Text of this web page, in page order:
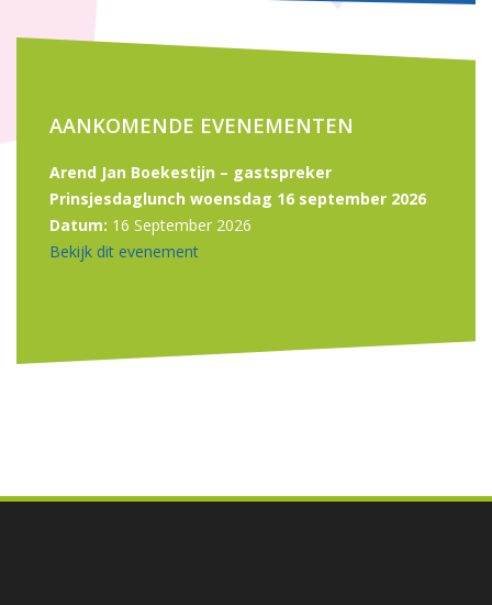
AANKOMENDE EVENEMENTEN
Arend Jan Boekestijn – gastspreker
Prinsjesdaglunch woensdag 16 september 2026
Datum: 16 September 2026
Bekijk dit evenement